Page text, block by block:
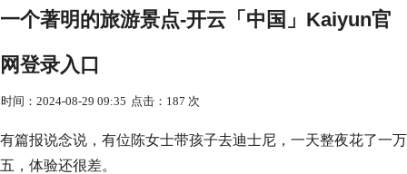
一个著明的旅游景点-开云「中国」Kaiyun官
网登录入口
时间：2024-08-29 09:35 点击：187 次
有篇报说念说，有位陈女士带孩子去迪士尼，一天整夜花了一万
五，体验还很差。